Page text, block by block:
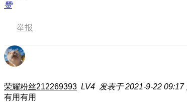
赞
举报
荣耀粉丝212269393 LV4 发表于 2021-9-22 09:17
有用有用